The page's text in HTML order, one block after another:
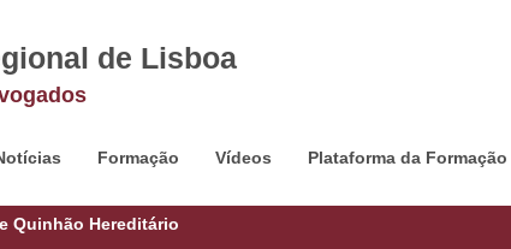
de Lisboa
Formação Vídeos Plataforma da Formação
Quinhão Hereditário